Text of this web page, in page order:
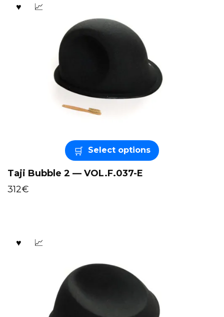
Select options
Taji Bubble 2 — VOL.F.037-E
312€